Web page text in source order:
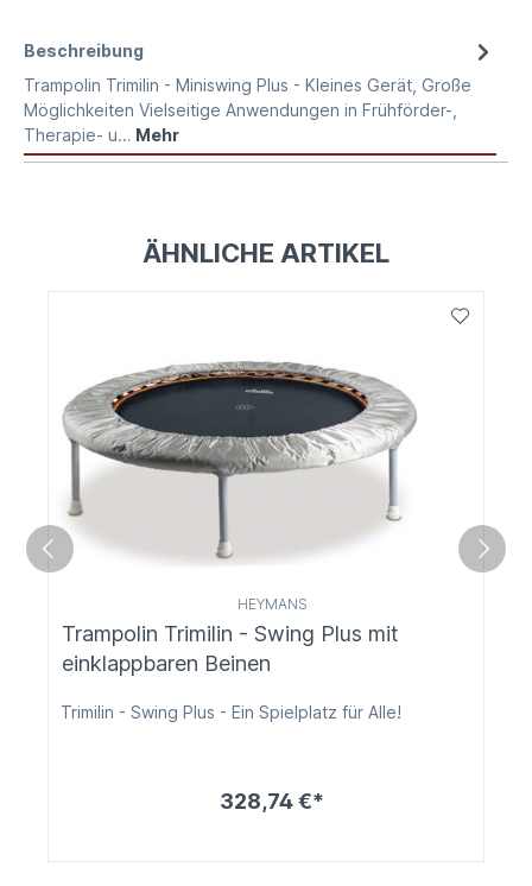
Beschreibung
Trampolin Trimilin - Miniswing Plus - Kleines Gerät, Große
Möglichkeiten Vielseitige Anwendungen in Frühförder-,
Therapie- u… Mehr
ÄHNLICHE ARTIKEL
HEYMANS
Trampolin Trimilin - Swing Plus mit
einklappbaren Beinen
Trimilin - Swing Plus - Ein Spielplatz für Alle!
328,74 €*